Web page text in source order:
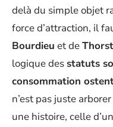
delà du simple objet
force d’attraction, il
Bourdieu et de
logique des statuts
consommation
n’est pas juste
une histoire, celle